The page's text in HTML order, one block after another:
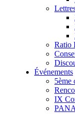
Ratio
Événements
5ème
IX